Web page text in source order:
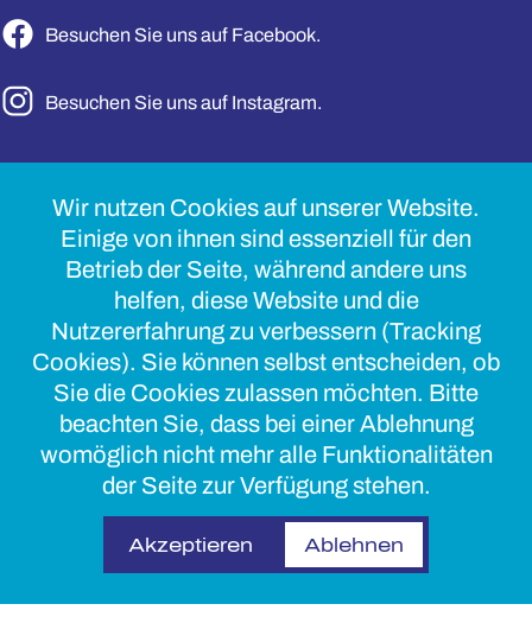
Besuchen Sie uns auf Facebook.
Besuchen Sie uns auf Instagram.
Körperschaft des öffentlichen Rechts
Grüner Kamp 15–17
24768 Rendsburg
Wir nutzen Cookies auf unserer Website.
Einige von ihnen sind essenziell für den
Betrieb der Seite, während andere uns
helfen, diese Website und die
Nutzererfahrung zu verbessern (Tracking
Cookies). Sie können selbst entscheiden, ob
Sie die Cookies zulassen möchten. Bitte
beachten Sie, dass bei einer Ablehnung
womöglich nicht mehr alle Funktionalitäten
der Seite zur Verfügung stehen.
Akzeptieren Ablehnen